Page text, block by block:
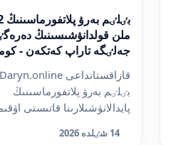
ملن قولدانۋشىسىنىڭ
جەلٸگە تاراپ كەتكەن -
قازاقستانداعى Daryn.online
بٸلٸم بەرۋ پلاتفورماسىنىڭ
پايدالانۋشىلارىنا قاتىستى
14 شٸلدە 2026